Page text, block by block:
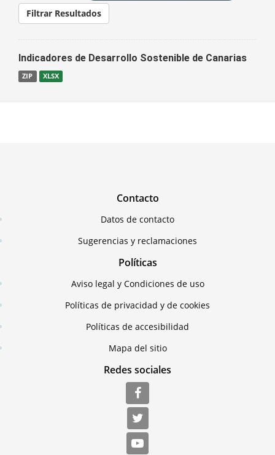
Filtrar Resultados
Indicadores de Desarrollo Sostenible de Canarias
ZIP XLSX
Contacto
Datos de contacto
Sugerencias y reclamaciones
Políticas
Aviso legal y Condiciones de uso
Políticas de privacidad y de cookies
Políticas de accesibilidad
Mapa del sitio
Redes sociales